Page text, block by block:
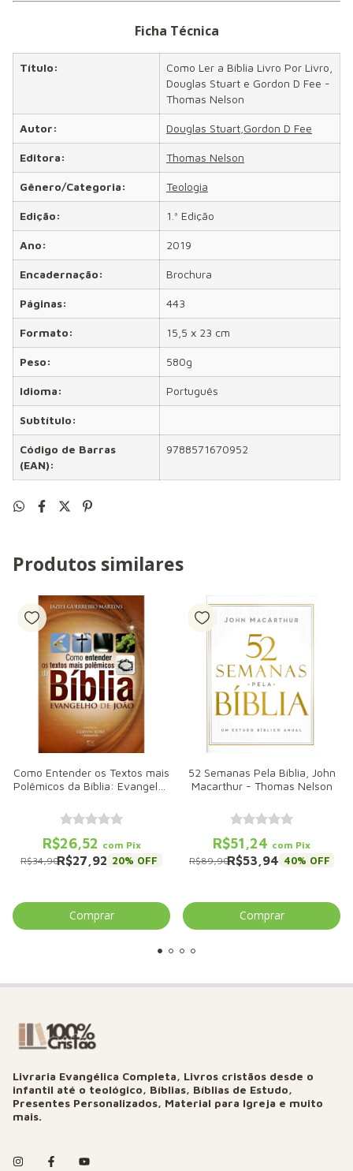
Ficha Técnica
Título:
Como Ler a Bíblia Livro Por Livro,
Douglas Stuart e Gordon D Fee -
Thomas Nelson
Autor: Douglas Stuart,Gordon D Fee
Editora: Thomas Nelson
Gênero/Categoria: Teologia
Edição: 1.ª Edição
Ano: 2019
Encadernação: Brochura
Páginas: 443
Formato: 15,5 x 23 cm
Peso: 580g
Idioma: Português
Subtítulo:
Código de Barras
(EAN):
9788571670952
Produtos similares
Como Entender os Textos mais
Polêmicos da Bíblia: Evangelho
Martins - AD Santos
R$27,92
R$34,90 20% OFF
R$26,52 com Pix
52 Semanas Pela Bíblia, John
Macarthur - Thomas Nelson
R$53,94
R$89,90 40% OFF
R$51,24 com Pix
Livraria Evangélica Completa, Livros cristãos desde o
infantil até o teológico, Bíblias, Bíblias de Estudo,
Presentes Personalizados, Material para Igreja e muito
mais.